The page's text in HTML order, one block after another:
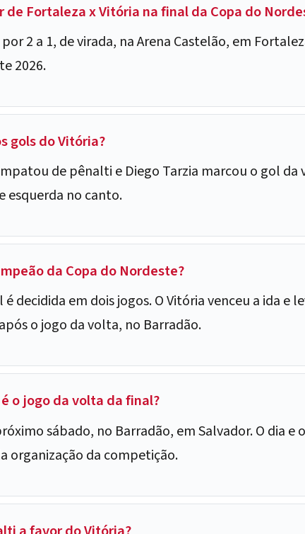
de Fortaleza x Vitória na final da Copa do
2 a 1, de virada, na Arena Castelão, em
2026.
gols do Vitória?
de pênalti e Diego Tarzia marcou o gol da
esquerda no canto.
da Copa do Nordeste?
é decidida em dois jogos. O Vitória venceu a ida
o jogo da volta, no Barradão.
o jogo da volta da final?
sábado, no Barradão, em Salvador. O dia e
organização da competição.